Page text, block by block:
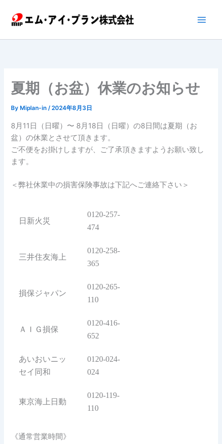
ス
夏期（お盆）休業のお知らせ
By Miplan-in/2024年8月3日
8月11日（日曜）〜 8月18日（日曜）の8日間は夏期（お
盆）の休業とさせて頂きます。
ご不便をお掛けしますが、ご了承頂きますようお願い致し
ます。
＜弊社休業中の損害保険事故は下記へご連絡下さい＞
日新火災
0120-257-
474
三井住友海上
0120-258-
365
損保ジャパン
0120-265-
110
ＡＩＧ損保
0120-416-
652
あいおいニッ
セイ同和
0120-024-
024
東京海上日動
0120-119-
110
《通常営業時間》